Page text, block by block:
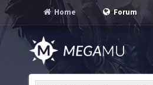
Home Forum